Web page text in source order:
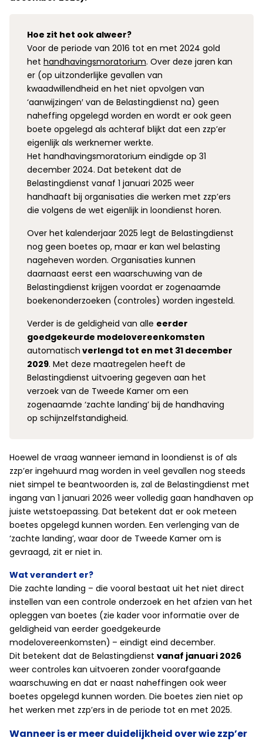
Hoe zit het ook alweer?
Voor de periode van 2016 tot en met 2024 gold
het handhavingsmoratorium. Over deze jaren kan
er (op uitzonderlijke gevallen van
kwaadwillendheid en het niet opvolgen van
‘aanwijzingen′ van de Belastingdienst na) geen
naheffing opgelegd worden en wordt er ook geen
boete opgelegd als achteraf blijkt dat een zzp’er
eigenlijk als werknemer werkte.
Het handhavingsmoratorium eindigde op 31
december 2024. Dat betekent dat de
Belastingdienst vanaf 1 januari 2025 weer
handhaaft bij organisaties die werken met zzp’ers
die volgens de wet eigenlijk in loondienst horen.
Over het kalenderjaar 2025 legt de Belastingdienst
nog geen boetes op, maar er kan wel belasting
nageheven worden. Organisaties kunnen
daarnaast eerst een waarschuwing van de
Belastingdienst krijgen voordat er zogenaamde
boekenonderzoeken (controles) worden ingesteld.
Verder is de geldigheid van alle eerder
goedgekeurde modelovereenkomsten
automatisch verlengd tot en met 31 december
2029. Met deze maatregelen heeft de
Belastingdienst uitvoering gegeven aan het
verzoek van de Tweede Kamer om een
zogenaamde ‘zachte landing’ bij de handhaving
op schijnzelfstandigheid.
Hoewel de vraag wanneer iemand in loondienst is of als
zzp’er ingehuurd mag worden in veel gevallen nog steeds
niet simpel te beantwoorden is, zal de Belastingdienst met
ingang van 1 januari 2026 weer volledig gaan handhaven op
juiste wetstoepassing. Dat betekent dat er ook meteen
boetes opgelegd kunnen worden. Een verlenging van de
‘zachte landing’, waar door de Tweede Kamer om is
gevraagd, zit er niet in.
Wat verandert er?
Die zachte landing – die vooral bestaat uit het niet direct
instellen van een controle onderzoek en het afzien van het
opleggen van boetes (zie kader voor informatie over de
geldigheid van eerder goedgekeurde
modelovereenkomsten) – eindigt eind december.
Dit betekent dat de Belastingdienst vanaf januari 2026
weer controles kan uitvoeren zonder voorafgaande
waarschuwing en dat er naast naheffingen ook weer
boetes opgelegd kunnen worden. Die boetes zien niet op
het werken met zzp’ers in de periode tot en met 2025.
Wanneer is er meer duidelijkheid over wie zzp’er